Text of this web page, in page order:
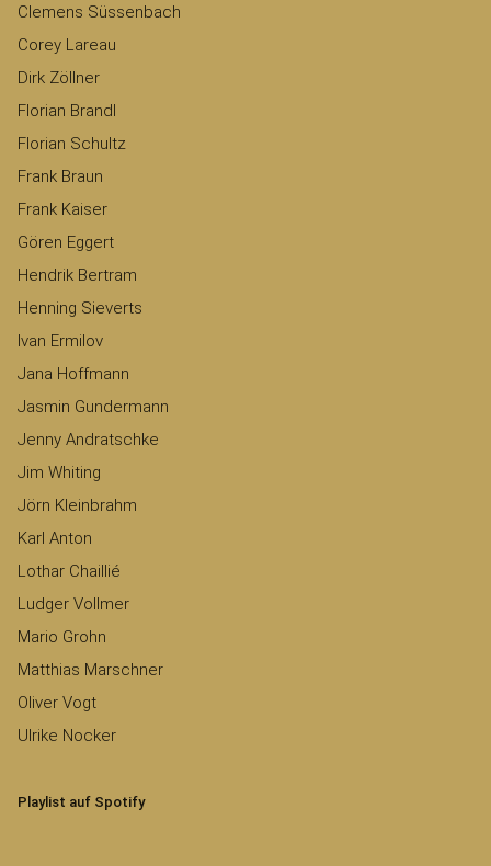
Clemens Süssenbach
Corey Lareau
Dirk Zöllner
Florian Brandl
Florian Schultz
Frank Braun
Frank Kaiser
Gören Eggert
Hendrik Bertram
Henning Sieverts
Ivan Ermilov
Jana Hoffmann
Jasmin Gundermann
Jenny Andratschke
Jim Whiting
Jörn Kleinbrahm
Karl Anton
Lothar Chaillié
Ludger Vollmer
Mario Grohn
Matthias Marschner
Oliver Vogt
Ulrike Nocker
Playlist auf Spotify